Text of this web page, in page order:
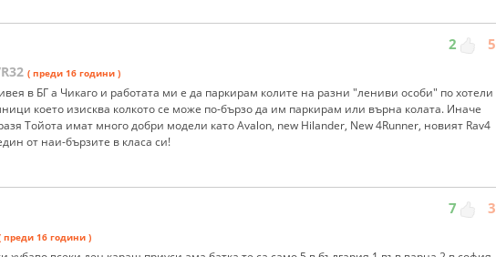
2 5
( преди 16 години )
в БГ а Чикаго и работата ми е да паркирам колите на разни "лениви особи" по хотели
което изисква колкото се може по-бързо да им паркирам или върна колата. Иначе
Тойота имат много добри модели като Avalon, new Hilander, New 4Runner, новият Rav4
от наи-бързите в класа си!
7 3
преди 16 години )